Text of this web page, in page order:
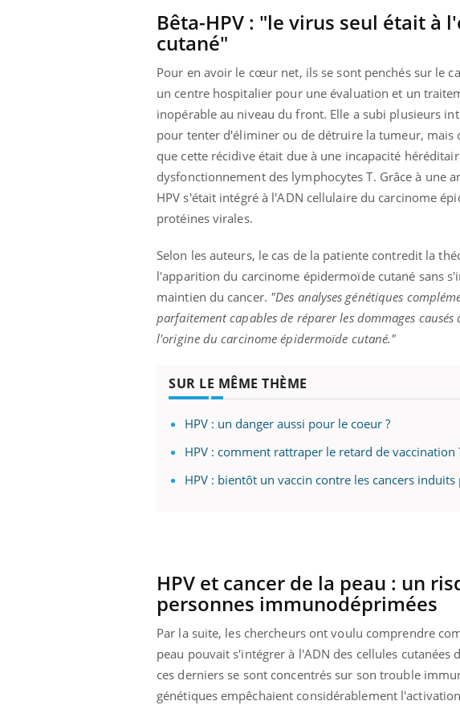
Bêta-HPV : "le virus seul était
cutané"
Pour en avoir le cœur net, ils se sont penchés sur le
un centre hospitalier pour une évaluation et un
inopérable au niveau du front. Elle a subi plusieurs
pour tenter d'éliminer ou de détruire la tumeur, mais
que cette récidive était due à une incapacité
dysfonctionnement des lymphocytes T. Grâce à une
HPV s'était intégré à l'ADN cellulaire du carcinome
protéines virales.
Selon les auteurs, le cas de la patiente contredit la
l'apparition du carcinome épidermoïde cutané sans
maintien du cancer. "Des analyses génétiques
parfaitement capables de réparer les dommages
l'origine du carcinome épidermoïde cutané."
SUR LE MÊME THÈME
HPV : un danger aussi pour le coeur ?
HPV : comment rattraper le retard de vaccination
HPV : bientôt un vaccin contre les cancers
HPV et cancer de la peau : un
personnes immunodéprimées
Par la suite, les chercheurs ont voulu comprendre
peau pouvait s'intégrer à l'ADN des cellules
ces derniers se sont concentrés sur son trouble
génétiques empêchaient considérablement
Eczéma Chronique des Mains :
expliquer ma maladieYoutube
Il y a des sujets qui sont faciles à aborder...
d'autres non ! D'un côté, poser des
questions sur la maladie d'un proche c'est
Youtube
Carence en fer :
prévenirYoutube
Fatigue, irritabilité,
même alopécie… Les
carence en fer sont